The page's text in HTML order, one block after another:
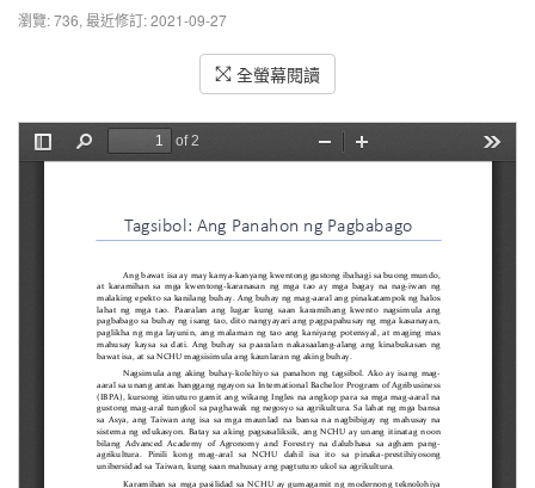
瀏覽: 736, 最近修訂: 2021-09-27
全螢幕閱讀